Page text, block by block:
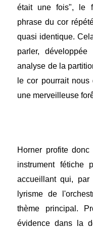
était une fois", le
phrase du cor
quasi identique.
parler,
analyse de la
le cor pourrait
une merveilleuse
Horner profite
instrument fétiche
accueillant qui,
lyrisme de
thème principal.
évidence dans la